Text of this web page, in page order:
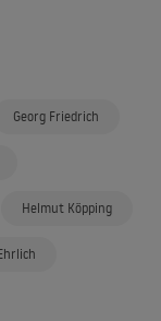
Georg Friedrich
Helmut Köpping